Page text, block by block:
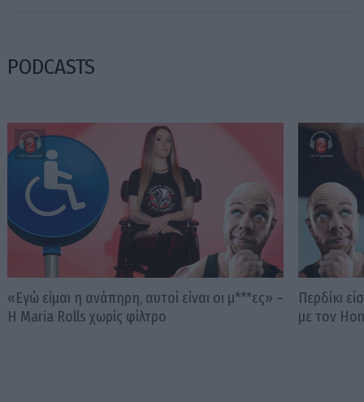
PODCASTS
«Εγώ είμαι η ανάπηρη, αυτοί είναι οι μ***ες» –
Η Maria Rolls χωρίς φίλτρο
Περδίκι
με τον